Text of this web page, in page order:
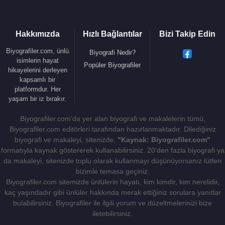
1977 - Şıpsevdi
1977 - Yıkılmayan Adam
1977 - Ölmeyen Şarkı
1977 - Bizim Kız
1976 - Adana Urfa Bankası
1976 - Sıralardaki Heyecan-
1975 - Dadaş Hasan
1975 - Topuz
1975 - Üç Kağıtçılar
1975 - Evcilik Oyunu
1975 - Acele Koca Aranıyor
1974 - Unutma Beni
1974 - Almanyalı Yarim
Hakkımızda
Biyografiler.com, ünlü
isimlerin hayat
hikayelerini derleyen
kapsamlı bir
platformdur. Her
yaşam bir iz bırakır.
Hızlı Bağlantılar
Biyografi Nedir?
Popüler Biyografiler
Bizi Takip Edin
Biyografiler.com'da yer alan biyografi ve makalelerin tümü,
Biyografiler.com editörleri tarafından hazırlanmaktadır. Dilediğiniz
biyografi ve makaleyi, sitenizde, "Kaynak: Biyografiler.com"
formatıyla kaynak göstererek kullanabilirsiniz. 20'den fazla biyografi ya
da makaleyi, sitenizde toplu olarak kullanmayı düşünüyorsanız lütfen
bizimle temasa geçiniz.
Biyografiler.com sitemizde ünlülerin hayatı, kim kimdir, kim nerelidir,
kaç yaşındadır gibi ünlüler hakkında merak ettiğiniz sorulara yanıtlar
bulabilirsiniz. Biyografiler ile ilgili yorum ve düzeltmelerinizi bize
iletebilirsiniz.